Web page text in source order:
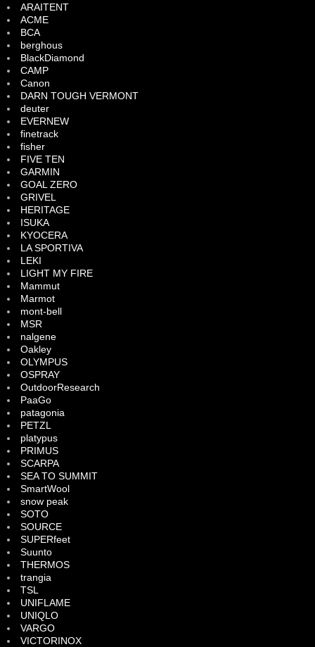
ARAITENT
ACME
BCA
berghous
BlackDiamond
CAMP
Canon
DARN TOUGH VERMONT
deuter
EVERNEW
finetrack
fisher
FIVE TEN
GARMIN
GOAL ZERO
GRIVEL
HERITAGE
ISUKA
KYOCERA
LA SPORTIVA
LEKI
LIGHT MY FIRE
Mammut
Marmot
mont-bell
MSR
nalgene
Oakley
OLYMPUS
OSPRAY
OutdoorResearch
PaaGo
patagonia
PETZL
platypus
PRIMUS
SCARPA
SEA TO SUMMIT
SmartWool
snow peak
SOTO
SOURCE
SUPERfeet
Suunto
THERMOS
trangia
TSL
UNIFLAME
UNIQLO
VARGO
VICTORINOX